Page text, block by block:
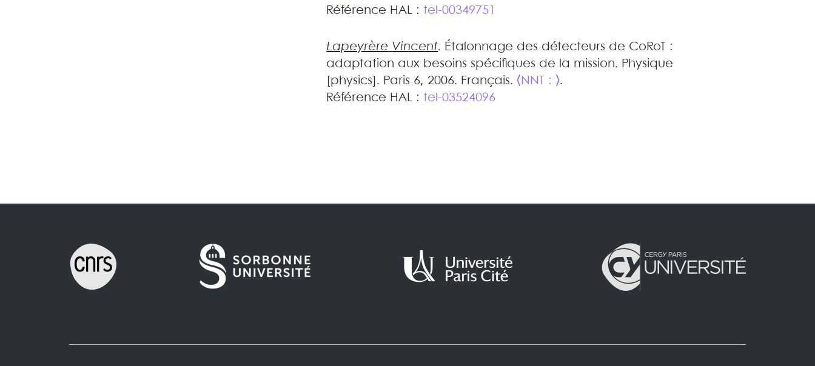
Référence HAL : tel-00349751
Lapeyrère Vincent. Étalonnage des détecteurs de CoRoT :
adaptation aux besoins spécifiques de la mission. Physique
[physics]. Paris 6, 2006. Français.⟨NNT : ⟩.
Référence HAL : tel-03524096